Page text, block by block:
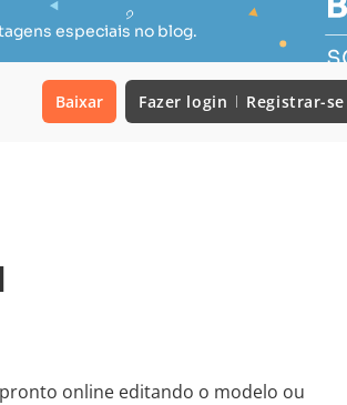
especiais no blog.
Baixar Fazer login Registrar-se
online editando o modelo ou